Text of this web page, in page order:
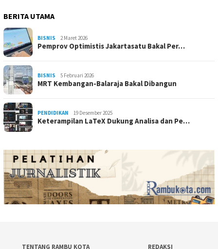
BERITA UTAMA
BISNIS 2 Maret 2026
Pemprov Optimistis Jakartasatu Bakal Per…
BISNIS 5 Februari 2026
MRT Kembangan-Balaraja Bakal Dibangun
PENDIDIKAN 19 Desember 2025
Keterampilan LaTeX Dukung Analisa dan Pe…
TENTANG RAMBU KOTA REDAKSI